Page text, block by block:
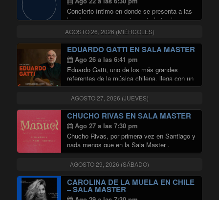
Concierto íntimo en donde se presenta a las
bandas en un escenario central circular, a su
alrededor se dispondrá el publico en 360°
rodeando el montaje y disolviendo la idea de
un único frente. Oportunidad …
Continuar leyendo"ESCENARIO CIRCULAR: LA
AGOSTO 26, 2026 (MIÉRCOLES)
EDUARDO GATTI EN SALA MASTER
Ago 26 a las 6:41 pm
Eduardo Gatti, uno de los más grandes
referentes de la música chilena, llega con un
concierto único en el que revivirá las
canciones que han marcado su trayectoria y
la historia de la música nacional. …
Continuar leyendo"EDUARDO GATTI EN SALA
AGOSTO 27, 2026 (JUEVES)
CHUCHO RIVAS EN SALA MASTER
Ago 27 a las 7:30 pm
Chucho Rivas, por primera vez en Santiago y
nada menos que en la Sala Master ,
presentando Manuel su primera producción
independiente , hecha en su habitación, con
el corazón roto y con ganas de …
Continuar leyendo"CHUCHO RIVAS EN SALA
AGOSTO 29, 2026 (SÁBADO)
CAROLINA DE LA MUELA EN CHILE
– SALA MASTER